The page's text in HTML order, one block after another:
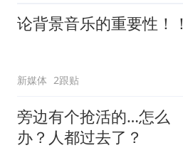
论背景音乐的重要性！！
新媒体 2跟贴
旁边有个抢活的…怎么
办？人都过去了？